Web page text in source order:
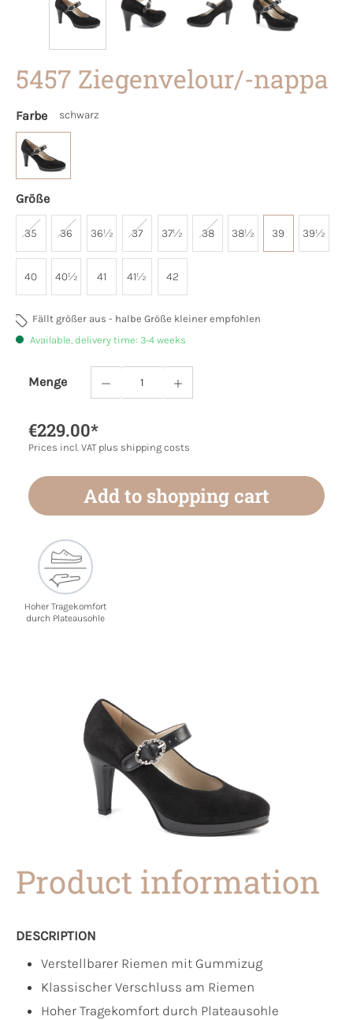
5457 Ziegenvelour/-nappa
Farbe schwarz
Größe
35 36 36½ 37 37½ 38 38½ 39 39½
40 40½ 41 41½ 42
Fällt größer aus - halbe Größe kleiner empfohlen
Available, delivery time: 3-4 weeks
Menge
Product Quantity: Enter the desired
€229.00*
Prices incl. VAT plus shipping costs
Add to shopping cart
Hoher Tragekomfort
durch Plateausohle
Product information
DESCRIPTION
Verstellbarer Riemen mit Gummizug
Klassischer Verschluss am Riemen
Hoher Tragekomfort durch Plateausohle